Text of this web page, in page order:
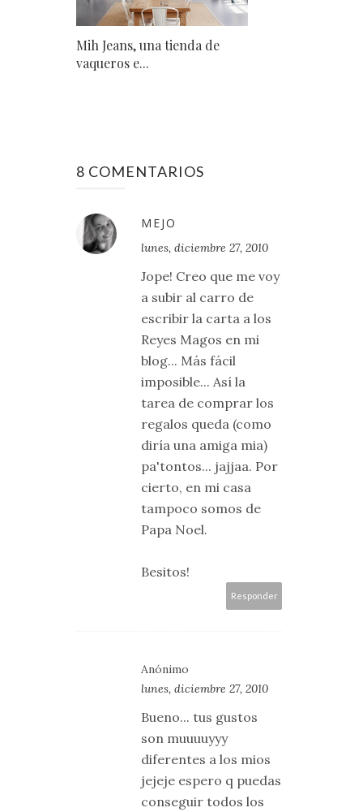
Mih Jeans, una tienda de
vaqueros e...
8 COMENTARIOS
MEJO
lunes, diciembre 27, 2010
Jope! Creo que me voy
a subir al carro de
escribir la carta a los
Reyes Magos en mi
blog... Más fácil
imposible... Así la
tarea de comprar los
regalos queda (como
diría una amiga mia)
pa'tontos... jajjaa. Por
cierto, en mi casa
tampoco somos de
Papa Noel.
Besitos!
Responder
Anónimo
lunes, diciembre 27, 2010
Bueno... tus gustos
son muuuuyyy
diferentes a los mios
jejeje espero q puedas
conseguir todos los